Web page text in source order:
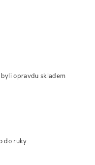
opravdu skladem
do ruky.